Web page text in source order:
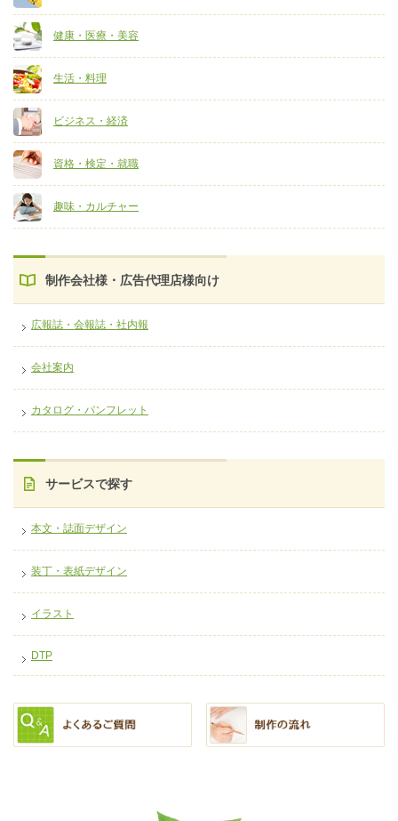
健康・医療・美容
生活・料理
ビジネス・経済
資格・検定・就職
趣味・カルチャー
制作会社様・広告代理店様向け
広報誌・会報誌・社内報
会社案内
カタログ・パンフレット
サービスで探す
本文・誌面デザイン
装丁・表紙デザイン
イラスト
DTP